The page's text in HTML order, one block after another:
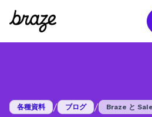
各種資料 / ブログ / Braze と